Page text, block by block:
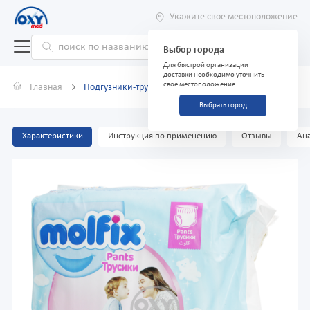
Укажите свое местоположение
Выбор города
Для быстрой организации
доставки необходимо уточнить
свое местоположение
Выбрать город
Главная Подгузники-трусики Molfix № #4 №24
Характеристики Инструкция по применению Отзывы